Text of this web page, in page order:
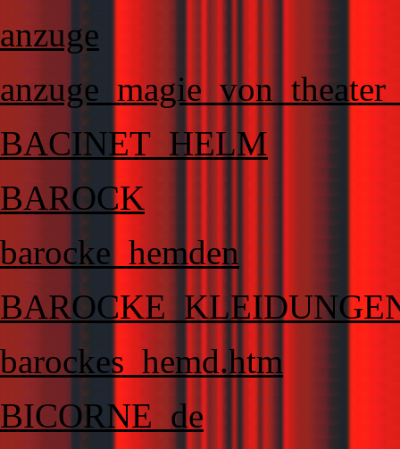
anzuge
BACINET_HELM
BAROCK
barocke_hemden
barockes_hemd.htm
BICORNE_de